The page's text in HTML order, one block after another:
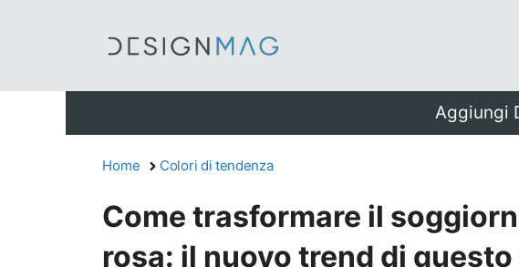
Aggiungi
Home Colori di tendenza
Come trasformare il
rosa: il nuovo trend di